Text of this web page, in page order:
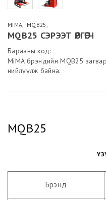
MIMA MQB25
MQB25 СЭРЭЭТ ӨРГӨГЧ
Барааны код:
MiMA брэндийн MQB25
нийлүүлж байна.
MQB25
Брэнд